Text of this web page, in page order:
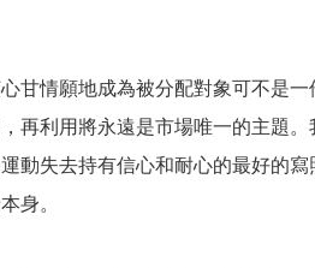
情願地成為被分配對象可不是一
再利用將永遠是市場唯一的主題
動失去持有信心和耐心的最好的
身。